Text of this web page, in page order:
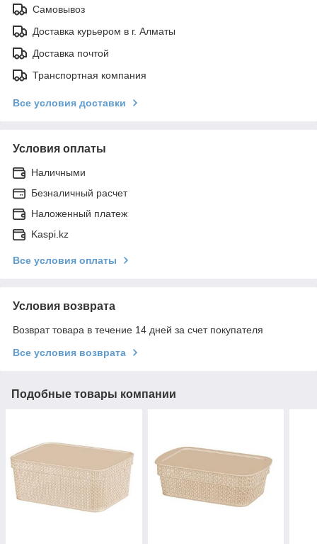
Самовывоз
Доставка курьером в г. Алматы
Доставка почтой
Транспортная компания
Все условия доставки
Условия оплаты
Наличными
Безналичный расчет
Наложенный платеж
Kaspi.kz
Все условия оплаты
Условия возврата
Возврат товара в течение 14 дней за счет покупателя
Все условия возврата
Подобные товары компании